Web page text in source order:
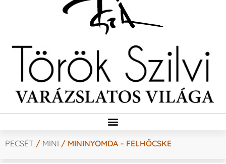
PECSÉT / MINI / MININYOMDA – FELHŐCSKE